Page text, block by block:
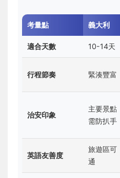
考量點 義大利
適合天數 10-14天
行程節奏 緊湊豐富
治安印象
主要景點
需防扒手
英語友善度
旅遊區可
通